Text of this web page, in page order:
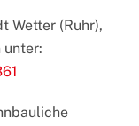
Wetter (Ruhr),
unter: